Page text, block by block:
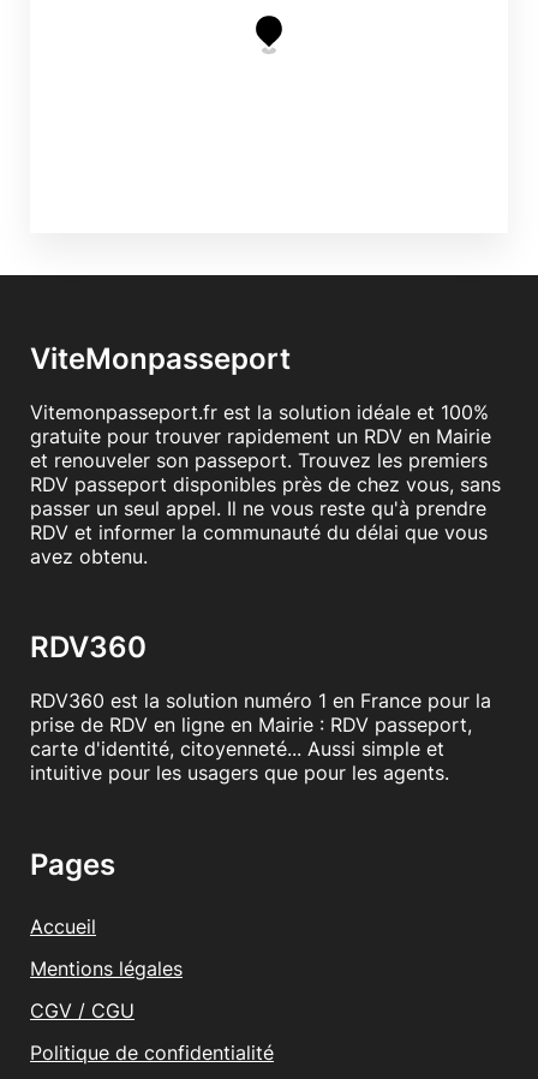
ViteMonpasseport
Vitemonpasseport.fr est la solution idéale et 100%
gratuite pour trouver rapidement un RDV en Mairie
et renouveler son passeport. Trouvez les premiers
RDV passeport disponibles près de chez vous, sans
passer un seul appel. Il ne vous reste qu'à prendre
RDV et informer la communauté du délai que vous
avez obtenu.
RDV360
RDV360 est la solution numéro 1 en France pour la
prise de RDV en ligne en Mairie : RDV passeport,
carte d'identité, citoyenneté... Aussi simple et
intuitive pour les usagers que pour les agents.
Pages
Accueil
Mentions légales
CGV / CGU
Politique de confidentialité